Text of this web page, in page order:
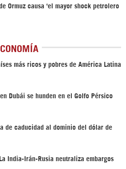
Ormuz causa ‘el mayor shock petrolero
más ricos y pobres de América Latina
Dubái se hunden en el Golfo Pérsico
de caducidad al dominio del dólar de
India-Irán-Rusia neutraliza embargos